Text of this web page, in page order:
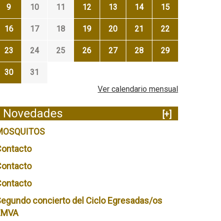
9 10 11 12 13 14 15
16 17 18 19 20 21 22
23 24 25 26 27 28 29
30
31
Ver calendario mensual
Novedades
[+]
concierto del Ciclo Egresadas/os